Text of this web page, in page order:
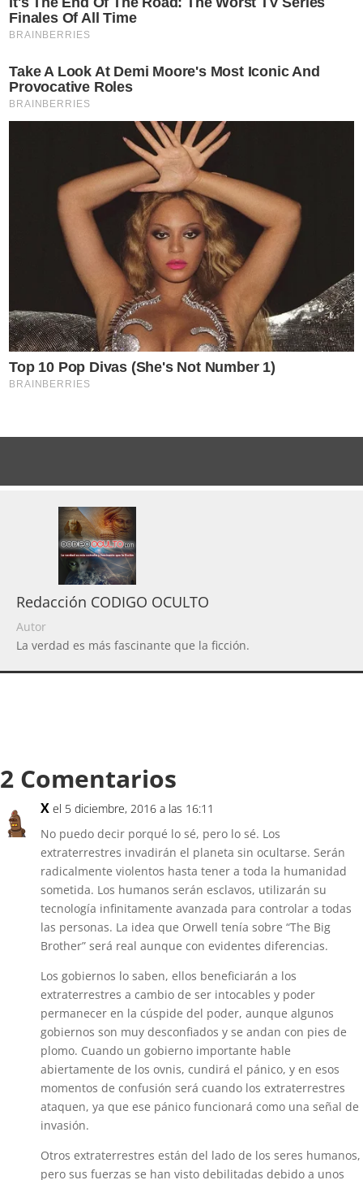
Redacción CODIGO OCULTO
Autor
La verdad es más fascinante que la ficción.
2 Comentarios
X el 5 diciembre, 2016 a las 16:11
No puedo decir porqué lo sé, pero lo sé. Los
extraterrestres invadirán el planeta sin ocultarse. Serán
radicalmente violentos hasta tener a toda la humanidad
sometida. Los humanos serán esclavos, utilizarán su
tecnología infinitamente avanzada para controlar a todas
las personas. La idea que Orwell tenía sobre “The Big
Brother” será real aunque con evidentes diferencias.
Los gobiernos lo saben, ellos beneficiarán a los
extraterrestres a cambio de ser intocables y poder
permanecer en la cúspide del poder, aunque algunos
gobiernos son muy desconfiados y se andan con pies de
plomo. Cuando un gobierno importante hable
abiertamente de los ovnis, cundirá el pánico, y en esos
momentos de confusión será cuando los extraterrestres
ataquen, ya que ese pánico funcionará como una señal de
invasión.
Otros extraterrestres están del lado de los seres humanos,
pero sus fuerzas se han visto debilitadas debido a unos